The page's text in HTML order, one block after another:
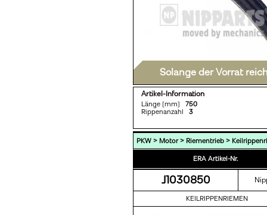
Solange der Vorrat
Artikel-Information
Länge [mm] 750
Rippenanzahl 3
PKW > Motor> Riementrieb >
ERA Artikel-Nr.
J1030850
KEILRIPPENRIEMEN